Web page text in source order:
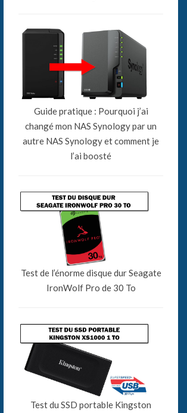
Guide pratique : Pourquoi j’ai
changé mon NAS Synology par un
autre NAS Synology et comment je
l’ai boosté
Test de l’énorme disque dur Seagate
IronWolf Pro de 30 To
Test du SSD portable Kingston